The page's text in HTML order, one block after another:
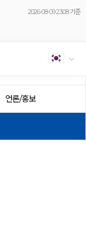
2026-08-09 23:08 기준
언론/홍보